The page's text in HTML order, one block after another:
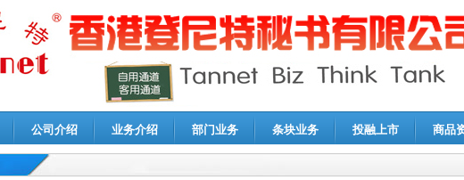
公司介绍 业务介绍 部门业务 条块业务 投融上市 商品